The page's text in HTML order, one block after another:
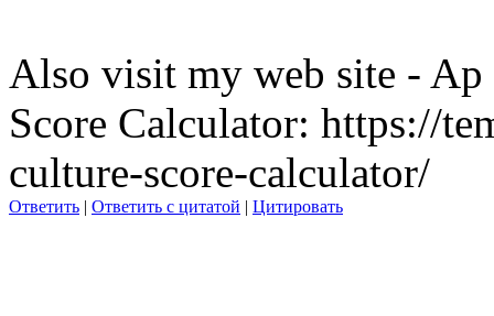
Also visit my web site - Ap
Score Calculator: https://
culture-score-calculator/
Ответить | Ответить с цитатой | Цитировать